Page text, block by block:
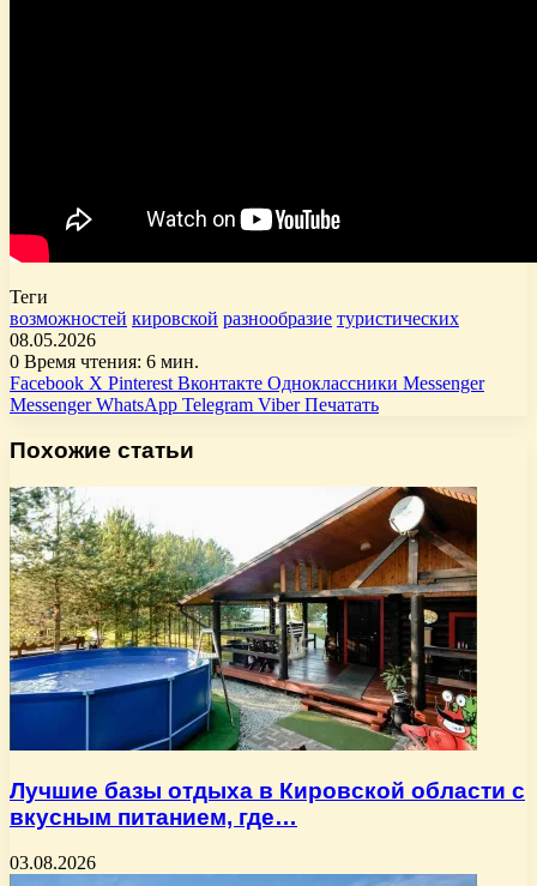
Теги
возможностей кировской разнообразие туристических
08.05.2026
0 Время чтения: 6 мин.
Facebook X Pinterest Вконтакте Одноклассники Messenger
Messenger WhatsApp Telegram Viber Печатать
Похожие статьи
Лучшие базы отдыха в Кировской области с
вкусным питанием, где…
03.08.2026